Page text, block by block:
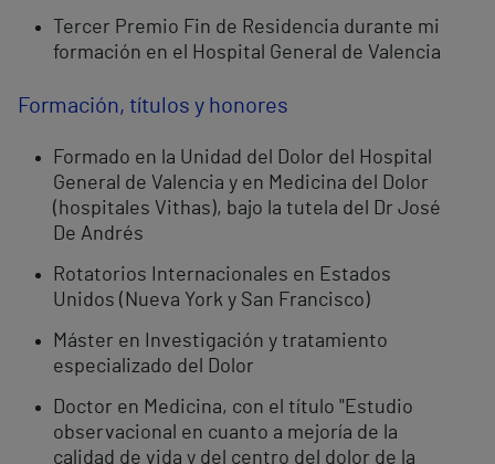
Tercer Premio Fin de Residencia durante mi
formación en el Hospital General de Valencia
Formación, títulos y honores
Formado en la Unidad del Dolor del Hospital
General de Valencia y en Medicina del Dolor
(hospitales Vithas), bajo la tutela del Dr José
De Andrés
Rotatorios Internacionales en Estados
Unidos (Nueva York y San Francisco)
Máster en Investigación y tratamiento
especializado del Dolor
Doctor en Medicina, con el título "Estudio
observacional en cuanto a mejoría de la
calidad de vida y del centro del dolor de la